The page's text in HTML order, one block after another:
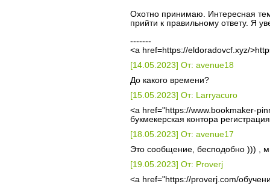
Охотно принимаю. Интересная
прийти к правильному ответу. Я
-------
<a href=https://eldoradovcf.xyz/
[14.05.2023] От: avenue18
До какого времени?
[15.05.2023] От: Larryacuro
<a href="https://www.bookmaker-
букмекерская контора
[18.05.2023] От: avenue17
Это сообщение, бесподобно ))) ,
[19.05.2023] От: Proverj
<a href="https://proverj.com/